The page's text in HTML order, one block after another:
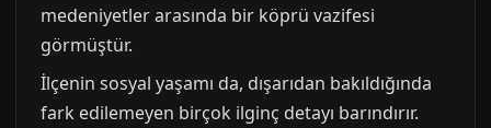
medeniyetler arasında bir köprü vazifesi
görmüştür.
İlçenin sosyal yaşamı da, dışarıdan bakıldığında
fark edilemeyen birçok ilginç detayı barındırır.